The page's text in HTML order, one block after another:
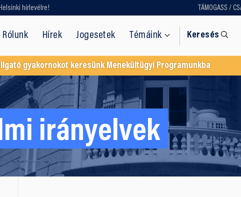
hírlevélre! TÁMOGASS /
Rólunk Hírek Jogesetek Témáink Keresés
gyakornokot keresünk Menekültügyi Programunkba
irányelvek